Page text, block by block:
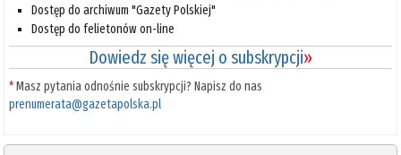
Dostęp do archiwum "Gazety Polskiej"
Dostęp do felietonów on-line
Dowiedz się więcej o subskrypcji»
*Masz pytania odnośnie subskrypcji? Napisz do nas
prenumerata@gazetapolska.pl